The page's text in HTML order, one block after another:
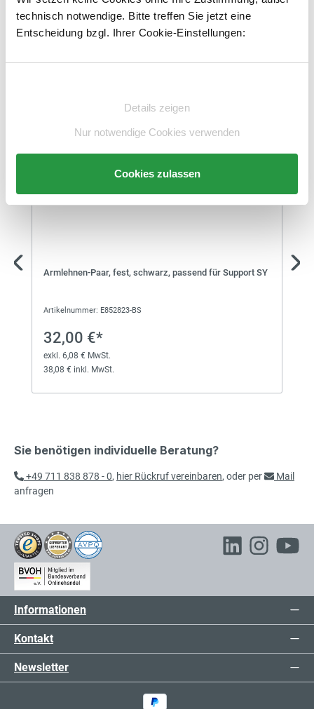
technisch notwendige. Bitte treffen Sie jetzt eine
Entscheidung bzgl. Ihrer Cookie-Einstellungen:
Details zeigen
Nur notwendige Cookies verwenden
Cookies zulassen
Beratung
Armlehnen-Paar, fest, schwarz, passend für Support SY
Artikelnummer: E852823-BS
32,00 €*
exkl. 6,08 € MwSt.
38,08 € inkl. MwSt.
Sie benötigen individuelle Beratung?
+49 711 838 878 - 0, hier Rückruf vereinbaren, oder per
Mail
anfragen
Informationen
Kontakt
Newsletter